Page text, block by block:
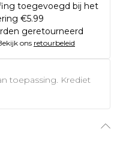
toegevoegd bij het
€5.99
geretourneerd
ons retourbeleid
toepassing. Krediet